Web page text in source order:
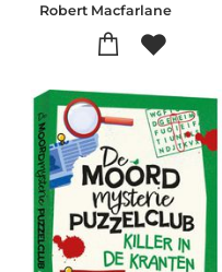
Robert Macfarlane